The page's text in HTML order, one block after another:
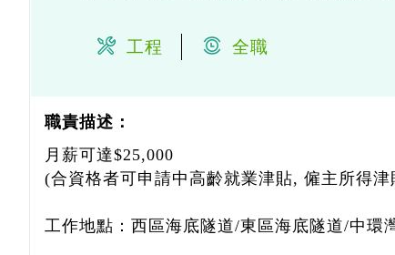
工程 全職
職責描述：
月薪可達$25,000
(合資格者可申請中高齡就業津貼, 僱主所得
工作地點：西區海底隧道/東區海底隧道/中環